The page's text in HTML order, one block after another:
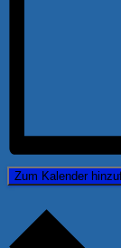
Zum Kalender